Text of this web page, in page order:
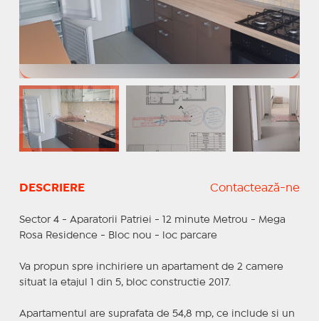
DESCRIERE Contactează-ne
Sector 4 - Aparatorii Patriei - 12 minute Metrou - Mega
Rosa Residence - Bloc nou - loc parcare
Va propun spre inchiriere un apartament de 2 camere
situat la etajul 1 din 5, bloc constructie 2017.
Apartamentul are suprafata de 54,8 mp, ce include si un